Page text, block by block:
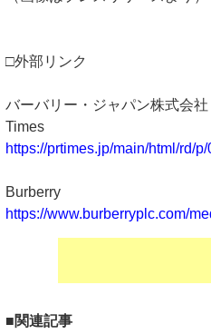
□外部リンク
バーバリー・ジャパン株式会
Times
https://prtimes.jp/main/html/rd/
Burberry
https://www.burberryplc.com/
■関連記事